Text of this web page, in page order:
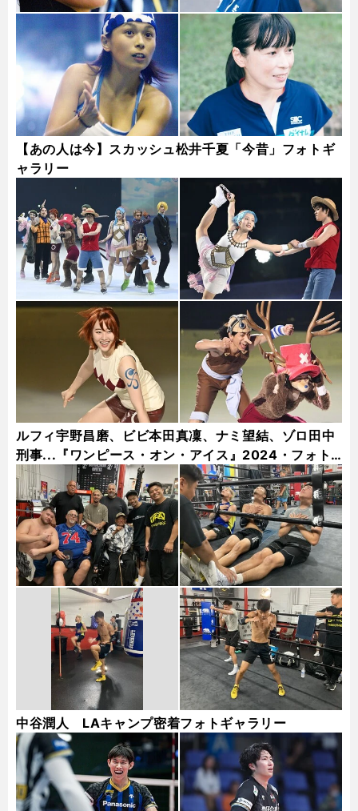
【あの人は今】スカッシュ松井千夏「今昔」フォトギ
ャラリー
ルフィ宇野昌磨、ビビ本田真凜、ナミ望結、ゾロ田中
刑事...『ワンピース・オン・アイス』2024・フォト
ギャラリー
中谷潤人 LAキャンプ密着フォトギャラリー